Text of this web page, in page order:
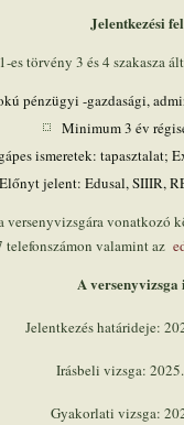
Jelentkezési
es törvény 3 és 4 szakasza
pénzügyi -gazdasági,
Minimum 3 év
ismeretek: tapasztalat;
Előnyt jelent: Edusal, SIIIR,
versenyvizsgára
valamint az
A versenyvizsga
Jelentkezés határideje:
Irásbeli vizsga:
Gyakorlati vizsga: